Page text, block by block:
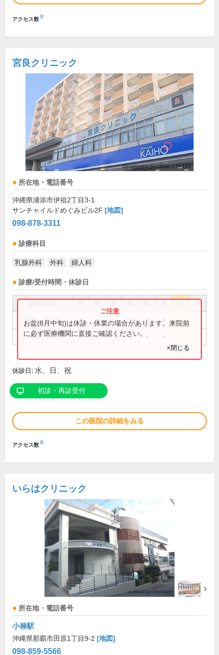
アクセス数※
宮良クリニック
所在地・電話番号
沖縄県浦添市伊祖2丁目3-1
サンチャイルドめぐみビル2F [地図]
098-878-3311
診療科目
乳腺外科 外科 婦人科
診療/受付時間・休診日
祝
9:00～12:30 ● ● ● ●
14:00～17:30 ● ● ●
お盆(8月中旬)は休診・休業の場合があります。来院前
に必ず医療機関に直接ご確認ください。
×閉じる
休診日: 水、日、祝
初診・再診受付
この医院の詳細をみる
アクセス数※
いらはクリニック
所在地・電話番号
小禄駅
沖縄県那覇市田原1丁目9-2 [地図]
098-859-5566